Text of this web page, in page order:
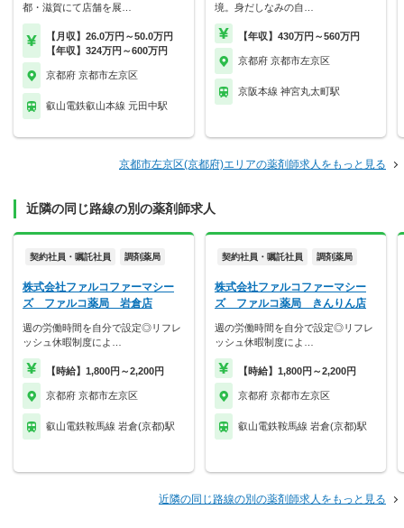
都・滋賀にて店舗を展…
【月収】26.0万円～50.0万円
【年収】324万円～600万円
京都府 京都市左京区
叡山電鉄叡山本線 元田中駅
境。身だしなみの自…
【年収】430万円～560万円
京都府 京都市左京区
京阪本線 神宮丸太町駅
京都市左京区(京都府)エリアの薬剤師求人をもっと見る
近隣の同じ路線の別の薬剤師求人
契約社員・嘱託社員 調剤薬局
株式会社ファルコファーマシー
ズ ファルコ薬局 岩倉店
週の労働時間を自分で設定◎リフレ
ッシュ休暇制度によ…
【時給】1,800円～2,200円
京都府 京都市左京区
叡山電鉄鞍馬線 岩倉(京都)駅
契約社員・嘱託社員 調剤薬局
株式会社ファルコファーマシー
ズ ファルコ薬局 きんりん店
週の労働時間を自分で設定◎リフレ
ッシュ休暇制度によ…
【時給】1,800円～2,200円
京都府 京都市左京区
叡山電鉄鞍馬線 岩倉(京都)駅
近隣の同じ路線の別の薬剤師求人をもっと見る